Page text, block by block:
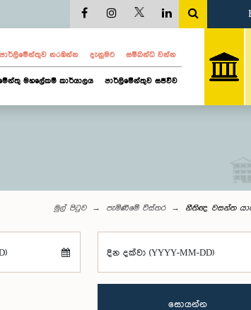
පාර්ලි‌මේන්තුව නරඹන්න දැනුමට සම්බන්ධ වන්න
මහලේකම් කාර්යාලය පාර්ලිමේන්තුව සජීවීව
මුල් පිටුව පැමිණීමේ විස්තර නීතිඥ වසන්ත
දින දක්වා (YYYY-MM-DD)
සොයන්න